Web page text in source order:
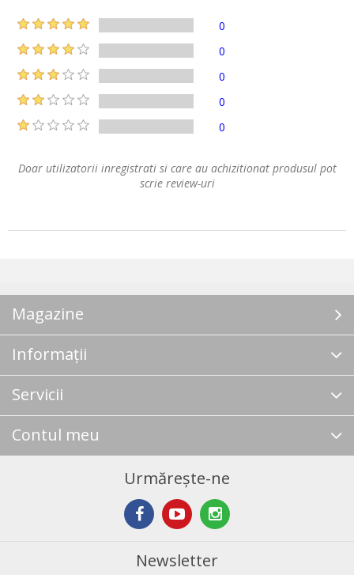
0
0
0
0
0
Doar utilizatorii inregistrati si care au achizitionat produsul pot
scrie review-uri
Magazine
Informații
Servicii
Contul meu
Urmărește-ne
Newsletter